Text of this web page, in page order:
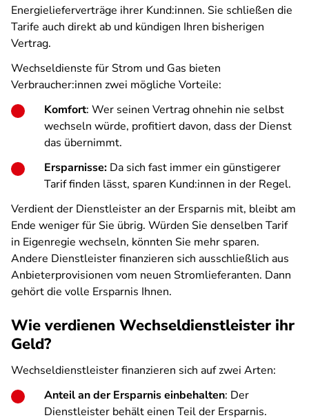
Energielieferverträge ihrer Kund:innen. Sie schließen die
Tarife auch direkt ab und kündigen Ihren bisherigen
Vertrag.
Wechseldienste für Strom und Gas bieten
Verbraucher:innen zwei mögliche Vorteile:
Komfort: Wer seinen Vertrag ohnehin nie selbst
wechseln würde, profitiert davon, dass der Dienst
das übernimmt.
Ersparnisse: Da sich fast immer ein günstigerer
Tarif finden lässt, sparen Kund:innen in der Regel.
Verdient der Dienstleister an der Ersparnis mit, bleibt am
Ende weniger für Sie übrig. Würden Sie denselben Tarif
in Eigenregie wechseln, könnten Sie mehr sparen.
Andere Dienstleister finanzieren sich ausschließlich aus
Anbieterprovisionen vom neuen Stromlieferanten. Dann
gehört die volle Ersparnis Ihnen.
Wie verdienen Wechseldienstleister ihr
Geld?
Wechseldienstleister finanzieren sich auf zwei Arten:
Anteil an der Ersparnis einbehalten: Der
Dienstleister behält einen Teil der Ersparnis.